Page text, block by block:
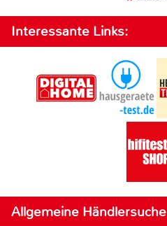
Interessante Links:
Allgemeine Händlersuche